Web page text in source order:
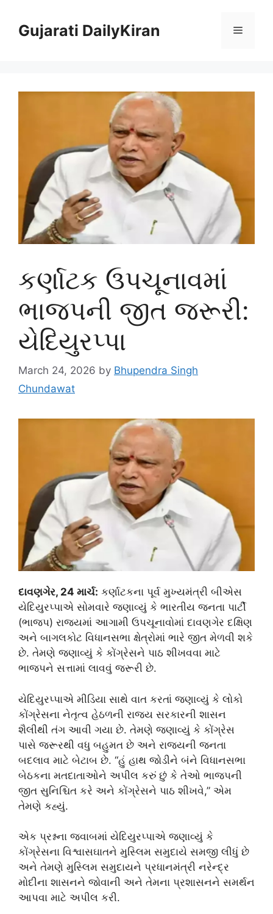
contentGujarati DailyKiran Menu
કર્ણાટક ઉપચૂનાવમાં
ભાજપની જીત જરૂરી:
યેદિયુરપ્પા
March 24, 2026 by Bhupendra Singh
Chundawat
દાવણગેર, 24 માર્ચ: કર્ણાટકના પૂર્વ મુખ્યમંત્રી બીએસ
યેદિયુરપ્પાએ સોમવારે જણાવ્યું કે ભારતીય જનતા પાર્ટી
(ભાજપ) રાજ્યમાં આગામી ઉપચૂનાવોમાં દાવણગેર દક્ષિણ
અને બાગલકોટ વિધાનસભા ક્ષેત્રોમાં ભારે જીત મેળવી શકે
છે. તેમણે જણાવ્યું કે કોંગ્રેસને પાઠ શીખવવા માટે
ભાજપને સત્તામાં લાવવું જરૂરી છે.
યેદિયુરપ્પાએ મીડિયા સાથે વાત કરતાં જણાવ્યું કે લોકો
કોંગ્રેસના નેતૃત્વ હેઠળની રાજ્ય સરકારની શાસન
શૈલીથી તંગ આવી ગયા છે. તેમણે જણાવ્યું કે કોંગ્રેસ
પાસે જરૂરથી વધુ બહુમત છે અને રાજ્યની જનતા
બદલાવ માટે બેટાબ છે. “હું હાથ જોડીને બંને વિધાનસભા
બેઠકના મતદાતાઓને અપીલ કરું છું કે તેઓ ભાજપની
જીત સુનિશ્ચિત કરે અને કોંગ્રેસને પાઠ શીખવે,” એમ
તેમણે કહ્યું.
એક પ્રશ્નના જવાબમાં યેદિયુરપ્પાએ જણાવ્યું કે
કોંગ્રેસના વિશ્વાસઘાતને મુસ્લિમ સમુદાયે સમજી લીધું છે
અને તેમણે મુસ્લિમ સમુદાયને પ્રધાનમંત્રી નરેન્દ્ર
મોદીના શાસનને જોવાની અને તેમના પ્રશાસનને સમર્થન
આપવા માટે અપીલ કરી.